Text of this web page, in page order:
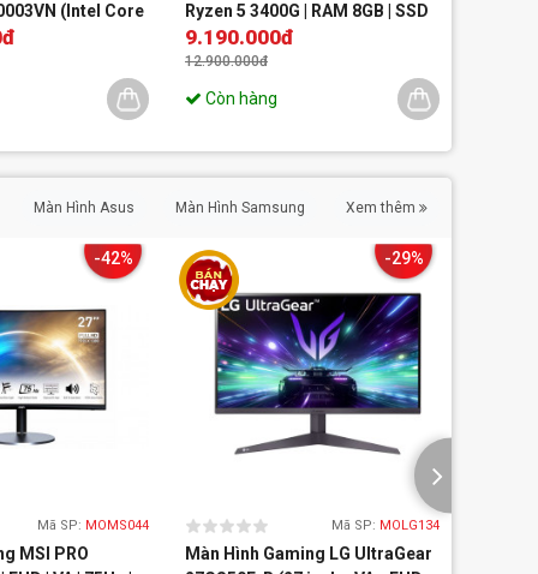
(Intel Core
512GB | 15.3 inch
| Xám)
Ryzen 5 3400G | RAM 8GB | SSD
256GB
9.190.000đ
12.900.000đ
Còn hàng
Màn Hình Asus Màn Hình Samsung Xem thêm
-42%
Mã SP: MOMS044
MSI PRO
-29%
Mã SP: MOLG134
Màn Hình Gaming LG UltraGear